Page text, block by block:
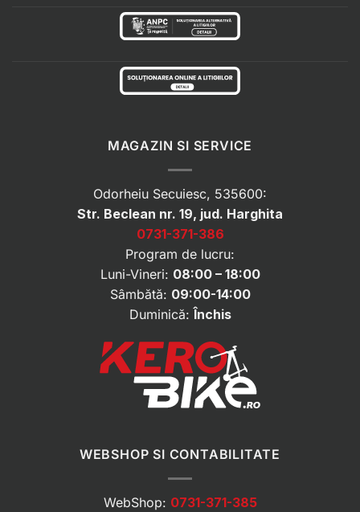
MAGAZIN SI SERVICE
Odorheiu Secuiesc, 535600:
Str. Beclean nr. 19, jud. Harghita
0731-371-386
Program de lucru:
Luni-Vineri: 08:00 – 18:00
Sâmbătă: 09:00-14:00
Duminică: Închis
WEBSHOP SI CONTABILITATE
WebShop: 0731-371-385